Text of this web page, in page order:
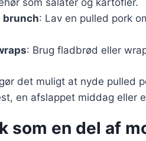
som salater og kartofler.
brunch: Lav en pulled pork
: Brug fladbrød eller
det muligt at nyde pulled
en afslappet middag eller
som en del af